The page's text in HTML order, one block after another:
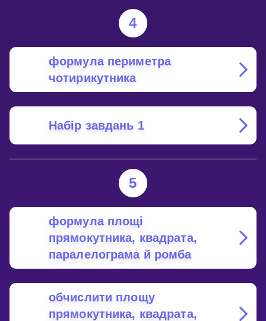
4
формула периметра
чотирикутника
Набір завдань 1
5
формула площі
прямокутника, квадрата,
паралелограма й ромба
обчислити площу
прямокутника, квадрата,